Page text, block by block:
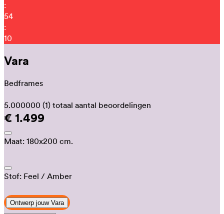
:
53
:
59
Vara
Bedframes
5.000000 (1) totaal aantal beoordelingen
€ 1.499
Maat: 180x200 cm.
Stof: Feel / Amber
Ontwerp jouw Vara